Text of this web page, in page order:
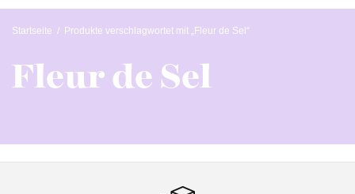
Startseite / Produkte verschlagwortet mit „Fleur de Sel“
Fleur de Sel